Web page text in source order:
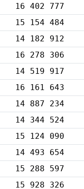
16 402 777
15 154 484
14 182 912
16 278 306
14 519 917
16 161 643
14 887 234
14 344 524
15 124 090
14 493 654
15 288 597
15 928 326